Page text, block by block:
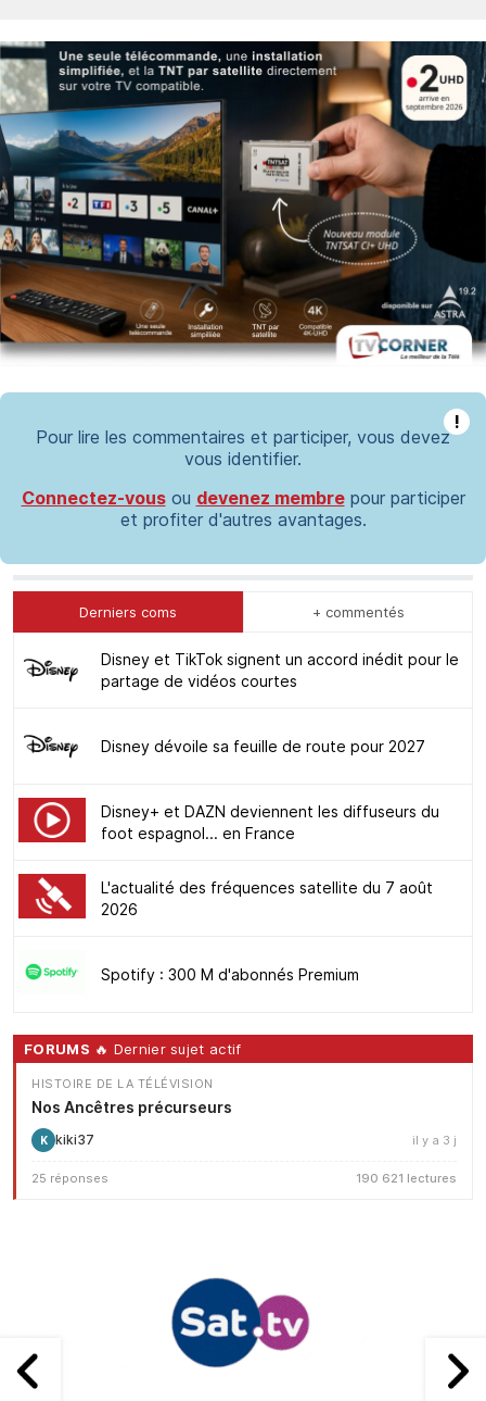
!
Pour lire les commentaires et participer, vous devez
vous identifier.
Connectez-vousou devenez membrepour participer
et profiter d'autres avantages.
Derniers coms + commentés
Disney et TikTok signent un accord inédit pour le
partage de vidéos courtes
Disney dévoile sa feuille de route pour 2027
Disney+ et DAZN deviennent les diffuseurs du
foot espagnol... en France
L'actualité des fréquences satellite du 7 août
2026
Spotify : 300 M d'abonnés Premium
FORUMS 🔥 Dernier sujet actif
HISTOIRE DE LA TÉLÉVISION
Nos Ancêtres précurseurs
K kiki37 il y a 3 j
25 réponses 190 621 lectures